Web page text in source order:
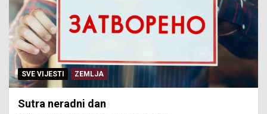
SVE VIJESTI ZEMLJA
Sutra neradni dan